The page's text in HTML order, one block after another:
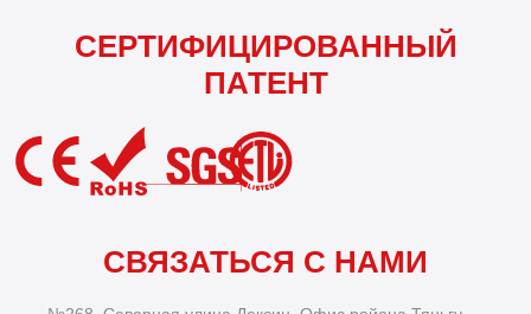
СЕРТИФИЦИРОВАННЫЙ
ПАТЕНТ
СВЯЗАТЬСЯ С НАМИ